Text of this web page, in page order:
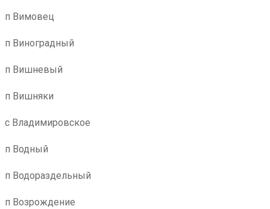
п Вимовец
п Виноградный
п Вишневый
п Вишняки
с Владимировское
п Водный
п Водораздельный
п Возрождение